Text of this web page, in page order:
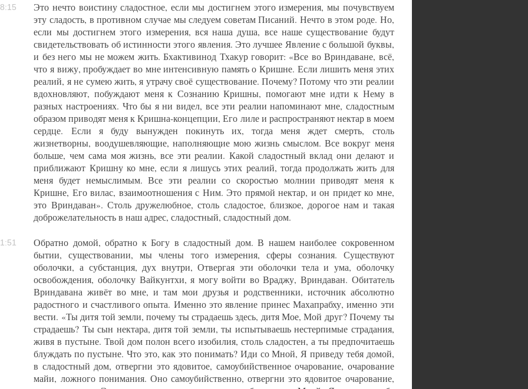
Это нечто воистину сладостное, если мы достигнем этого измерения, мы почувствуем
эту сладость, в противном случае мы следуем советам Писаний. Нечто в этом роде. Но,
если мы достигнем этого измерения, вся наша душа, все наше существование будут
свидетельствовать об истинности этого явления. Это лучшее Явление с большой буквы,
и без него мы не можем жить. Бхактивинод Тхакур говорит: «Все во Вриндаване, всё,
что я вижу, пробуждает во мне интенсивную память о Кришне. Если лишить меня этих
реалий, я не сумею жить, я утрачу своё существование. Почему? Потому что эти реалии
вдохновляют, побуждают меня к Сознанию Кришны, помогают мне идти к Нему в
разных настроениях. Что бы я ни видел, все эти реалии напоминают мне, сладостным
образом приводят меня к Кришна-концепции, Его лиле и распространяют нектар в моем
сердце. Если я буду вынужден покинуть их, тогда меня ждет смерть, столь
жизнетворны, воодушевляющие, наполняющие мою жизнь смыслом. Все вокруг меня
больше, чем сама моя жизнь, все эти реалии. Какой сладостный вклад они делают и
приближают Кришну ко мне, если я лишусь этих реалий, тогда продолжать жить для
меня будет немыслимым. Все эти реалии со скоростью молнии приводят меня к
Кришне, Его вилас, взаимоотношения с Ним. Это прямой нектар, и он придет ко мне,
это Вриндаван». Столь дружелюбное, столь сладостое, близкое, дорогое нам и такая
доброжелательность в наш адрес, сладостный, сладостный дом.
Обратно домой, обратно к Богу в сладостный дом. В нашем наиболее сокровенном
бытии, существовании, мы члены того измерения, сферы сознания. Существуют
оболочки, а субстанция, дух внутри, Отвергая эти оболочки тела и ума, оболочку
освобождения, оболочку Вайкунтхи, я могу войти во Враджу, Вриндаван. Обитатель
Вриндавана живёт во мне, и там мои друзья и родственники, источник абсолютно
радостного и счастливого опыта. Именно это явление принес Махапрабху, именно эти
вести. «Ты дитя той земли, почему ты страдаешь здесь, дитя Мое, Мой друг? Почему ты
страдаешь? Ты сын нектара, дитя той земли, ты испытываешь нестерпимые страдания,
живя в пустыне. Твой дом полон всего изобилия, столь сладостен, а ты предпочитаешь
блуждать по пустыне. Что это, как это понимать? Иди со Мной, Я приведу тебя домой,
в сладостный дом, отвергни это ядовитое, самоубийственное очарование, очарование
майи, ложного понимания. Оно самоубийственно, отвергни это ядовитое очарование,